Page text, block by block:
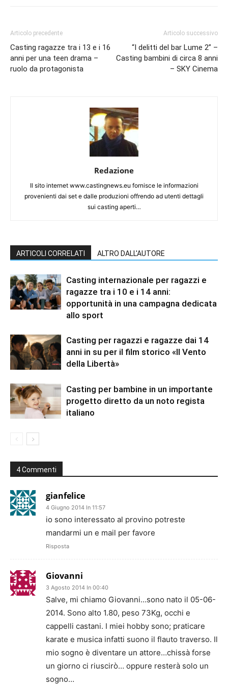
Articolo precedente
Casting ragazze tra i 13 e i 16
anni per una teen drama –
ruolo da protagonista
Articolo successivo
“I delitti del bar Lume 2” –
Casting bambini di circa 8 anni
– SKY Cinema
Redazione
Il sito internet www.castingnews.eu fornisce le informazioni
provenienti dai set e dalle produzioni offrendo ad utenti dettagli
sui casting aperti…
ARTICOLI CORRELATI ALTRO DALL'AUTORE
Casting internazionale per ragazzi e
ragazze tra i 10 e i 14 anni:
opportunità in una campagna dedicata
allo sport
Casting per ragazzi e ragazze dai 14
anni in su per il film storico «Il Vento
della Libertà»
Casting per bambine in un importante
progetto diretto da un noto regista
italiano
4 Commenti
gianfelice
4 Giugno 2014 In 11:57
io sono interessato al provino potreste
mandarmi un e mail per favore
Risposta
Giovanni
3 Agosto 2014 In 00:40
Salve, mi chiamo Giovanni…sono nato il 05-06-
2014. Sono alto 1.80, peso 73Kg, occhi e
cappelli castani. I miei hobby sono; praticare
karate e musica infatti suono il flauto traverso. Il
mio sogno è diventare un attore…chissà forse
un giorno ci riuscirò… oppure resterà solo un
sogno…